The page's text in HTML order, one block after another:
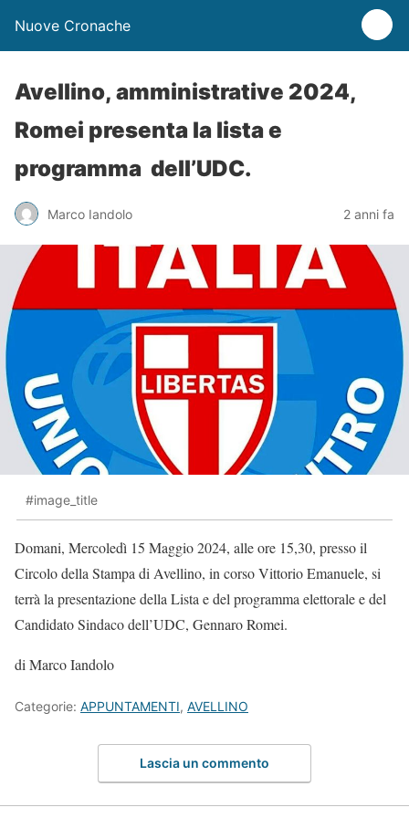
Nuove Cronache
Avellino, amministrative 2024,
Romei presenta la lista e
programma dell’UDC.
Marco Iandolo 2 anni fa
#image_title
Domani, Mercoledì 15 Maggio 2024, alle ore 15,30, presso il
Circolo della Stampa di Avellino, in corso Vittorio Emanuele, si
terrà la presentazione della Lista e del programma elettorale e del
Candidato Sindaco dell’UDC, Gennaro Romei.
di Marco Iandolo
Categorie: APPUNTAMENTI, AVELLINO
Lascia un commento